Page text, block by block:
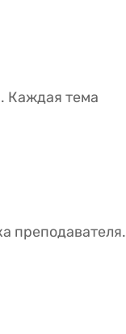
Каждая тема
преподавателя.